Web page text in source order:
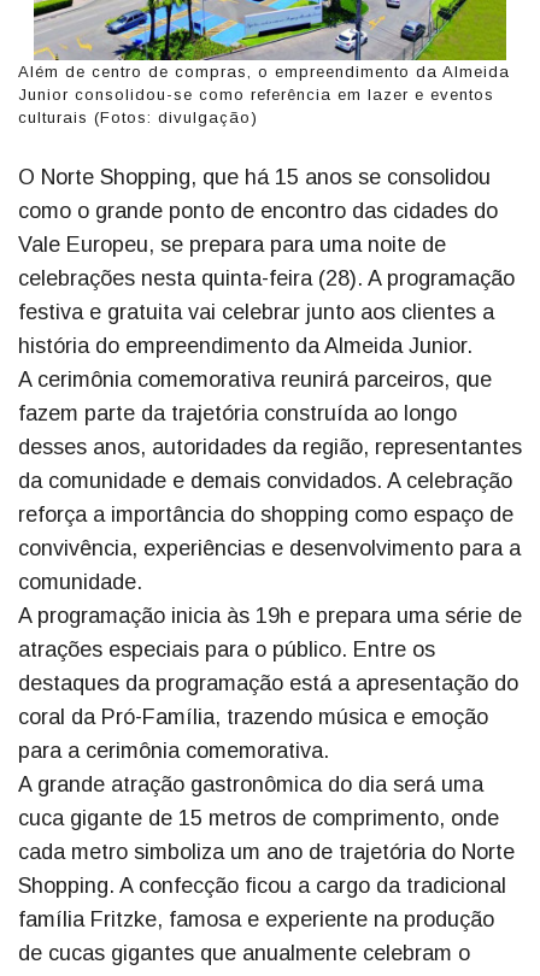
Além de centro de compras, o empreendimento da Almeida
Junior consolidou-se como referência em lazer e eventos
culturais (Fotos: divulgação)
O Norte Shopping, que há 15 anos se consolidou
como o grande ponto de encontro das cidades do
Vale Europeu, se prepara para uma noite de
celebrações nesta quinta-feira (28). A programação
festiva e gratuita vai celebrar junto aos clientes a
história do empreendimento da Almeida Junior.
A cerimônia comemorativa reunirá parceiros, que
fazem parte da trajetória construída ao longo
desses anos, autoridades da região, representantes
da comunidade e demais convidados. A celebração
reforça a importância do shopping como espaço de
convivência, experiências e desenvolvimento para a
comunidade.
A programação inicia às 19h e prepara uma série de
atrações especiais para o público. Entre os
destaques da programação está a apresentação do
coral da Pró-Família, trazendo música e emoção
para a cerimônia comemorativa.
A grande atração gastronômica do dia será uma
cuca gigante de 15 metros de comprimento, onde
cada metro simboliza um ano de trajetória do Norte
Shopping. A confecção ficou a cargo da tradicional
família Fritzke, famosa e experiente na produção
de cucas gigantes que anualmente celebram o